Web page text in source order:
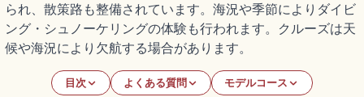
られ、散策路も整備されています。海況や季節によりダイビ
ング・シュノーケリングの体験も行われます。クルーズは天
候や海況により欠航する場合があります。
目次 よくある質問 モデルコース